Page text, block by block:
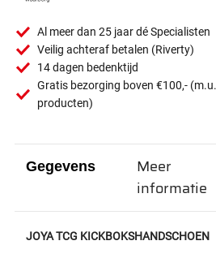
Al meer dan 25 jaar dé Specialisten
Veilig achteraf betalen (Riverty)
14 dagen bedenktijd
Gratis bezorging boven €100,-
producten)
Gegevens
JOYA TCG KICKBOKSHANDSCHOEN
Meer
informatie